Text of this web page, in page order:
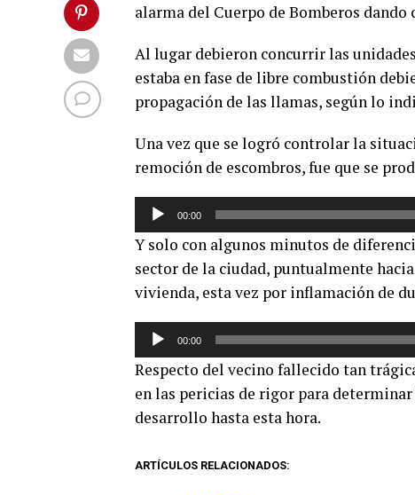
alarma del Cuerpo de Bomberos
Al lugar debieron concurrir las
estaba en fase de libre combustión
propagación de las llamas, según lo
Una vez que se logró controlar la
remoción de escombros, fue que se
Reproductor
audio
00:00
Y solo con algunos minutos de
sector de la ciudad, puntualmente
vivienda, esta vez por inflamación de
Reproductor
audio
00:00
Respecto del vecino fallecido tan
en las pericias de rigor para
desarrollo hasta esta hora.
ARTÍCULOS RELACIONADOS: